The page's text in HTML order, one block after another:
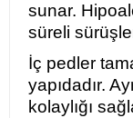
sunar.
süreli
İç pedler
yapıdadır.
kolaylığı